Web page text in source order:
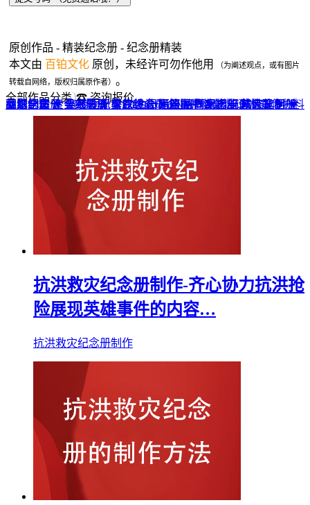
原创作品 - 精装纪念册 - 纪念册精装
本文由 百铂文化 原创，未经许可勿作他用
（为阐述观点，或有图片
转载自网络，版权归属原作者） 。
全部作品分类 ☎ 咨询报价
品牌全案 ▼ 宣传画册 VI+LOGO 企业刊物 包装设计 宣传物料
网站UI设计 导视设计 餐饮设计 酒店品牌设计 纪念相册 ▼
企业纪念册 聚会纪念册 毕业纪念册 领导/同事相册 成人礼相册
战友纪念册 个人影集 家庭/生日相册 旅行纪念册 精装定制 ▼
菜谱制作 企业邮册 光盘包装盒 高端楼书 家谱族谱 家具画册
抗洪救灾纪念册制作-齐心协力抗洪抢
险展现英雄事件的内容…
抗洪救灾纪念册制作